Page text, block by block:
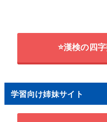
⭐漢検の四
学習向け姉妹サイト